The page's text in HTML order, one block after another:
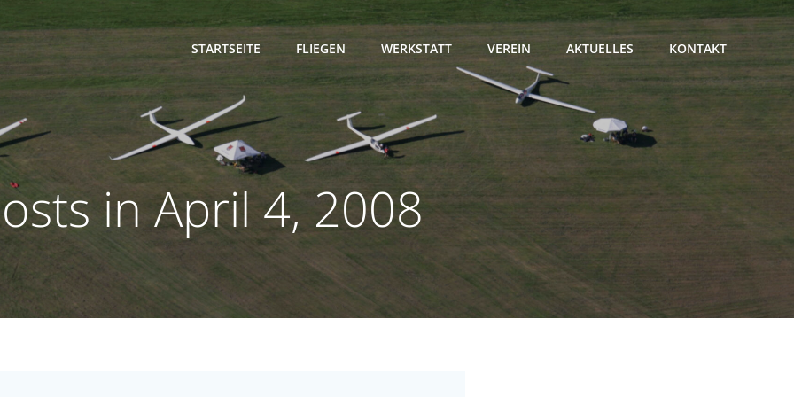
STARTSEITE FLIEGEN WERKSTATT VEREIN AKTUELLES KONTAKT
in April 4, 2008